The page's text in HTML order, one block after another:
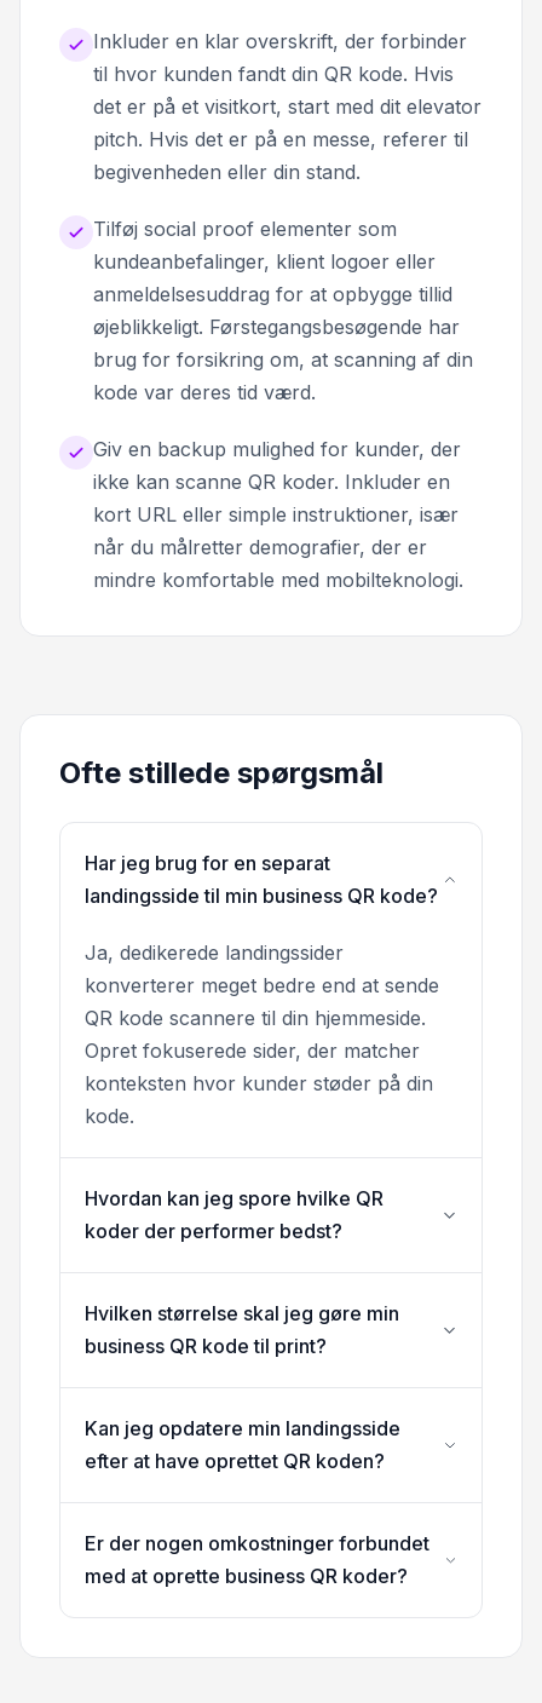
Inkluder en klar overskrift, der forbinder
til hvor kunden fandt din QR kode. Hvis
det er på et visitkort, start med dit elevator
pitch. Hvis det er på en messe, referer til
begivenheden eller din stand.
Tilføj social proof elementer som
kundeanbefalinger, klient logoer eller
anmeldelsesuddrag for at opbygge tillid
øjeblikkeligt. Førstegangsbesøgende har
brug for forsikring om, at scanning af din
kode var deres tid værd.
Giv en backup mulighed for kunder, der
ikke kan scanne QR koder. Inkluder en
kort URL eller simple instruktioner, især
når du målretter demografier, der er
mindre komfortable med mobilteknologi.
Ofte stillede spørgsmål
Har jeg brug for en separat
landingsside til min business QR kode?
Ja, dedikerede landingssider
konverterer meget bedre end at sende
QR kode scannere til din hjemmeside.
Opret fokuserede sider, der matcher
konteksten hvor kunder støder på din
kode.
Hvordan kan jeg spore hvilke QR
koder der performer bedst?
Hvilken størrelse skal jeg gøre min
business QR kode til print?
Kan jeg opdatere min landingsside
efter at have oprettet QR koden?
Er der nogen omkostninger forbundet
med at oprette business QR koder?